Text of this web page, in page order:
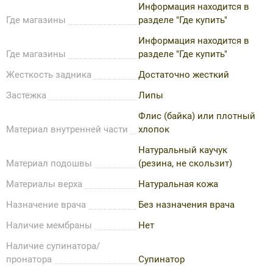
Где магазины
Информация находится в
разделе "Где купить"
Где магазины
Информация находится в
разделе "Где купить"
Жесткость задника
Достаточно жесткий
Застежка
Липы
Материал внутренней части
Флис (байка) или плотный
хлопок
Материал подошвы
Натуральный каучук
(резина, не скользит)
Материалы верха
Натуральная кожа
Назначение врача
Без назначения врача
Наличие мембраны
Нет
Наличие супинатора/
пронатора
Супинатор